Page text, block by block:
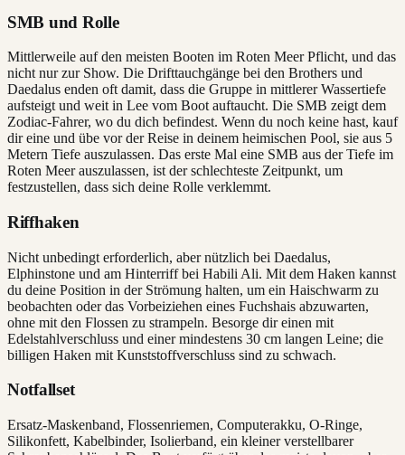
SMB und Rolle
Mittlerweile auf den meisten Booten im Roten Meer Pflicht, und das
nicht nur zur Show. Die Drifttauchgänge bei den Brothers und
Daedalus enden oft damit, dass die Gruppe in mittlerer Wassertiefe
aufsteigt und weit in Lee vom Boot auftaucht. Die SMB zeigt dem
Zodiac-Fahrer, wo du dich befindest. Wenn du noch keine hast, kauf
dir eine und übe vor der Reise in deinem heimischen Pool, sie aus 5
Metern Tiefe auszulassen. Das erste Mal eine SMB aus der Tiefe im
Roten Meer auszulassen, ist der schlechteste Zeitpunkt, um
festzustellen, dass sich deine Rolle verklemmt.
Riffhaken
Nicht unbedingt erforderlich, aber nützlich bei Daedalus,
Elphinstone und am Hinterriff bei Habili Ali. Mit dem Haken kannst
du deine Position in der Strömung halten, um ein Haischwarm zu
beobachten oder das Vorbeiziehen eines Fuchshais abzuwarten,
ohne mit den Flossen zu strampeln. Besorge dir einen mit
Edelstahlverschluss und einer mindestens 30 cm langen Leine; die
billigen Haken mit Kunststoffverschluss sind zu schwach.
Notfallset
Ersatz-Maskenband, Flossenriemen, Computerakku, O-Ringe,
Silikonfett, Kabelbinder, Isolierband, ein kleiner verstellbarer